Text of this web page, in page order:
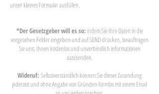
unser kleines Formular ausfüllen.
*Der Gesetzgeber will es so: indem Sie Ihre Daten in die
vorgesehen Felder eingeben und auf SEND drücken, beauftragen
Sie uns, Ihnen kostenlos und unverbindlich informationen
zuzusenden.
Wideruf: Selbstverständlich können Sie dieser Zusendung
jederzeit und ohne Angabe von Gründen formlos mit einem Email